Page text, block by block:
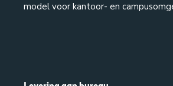
model voor kantoor- en